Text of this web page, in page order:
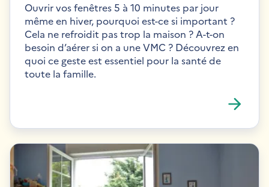
Ouvrir vos fenêtres 5 à 10 minutes par jour
même en hiver, pourquoi est-ce si important ?
Cela ne refroidit pas trop la maison ? A-t-on
besoin d’aérer si on a une VMC ? Découvrez en
quoi ce geste est essentiel pour la santé de
toute la famille.